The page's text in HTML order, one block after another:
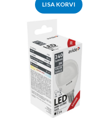
LISA KORVI